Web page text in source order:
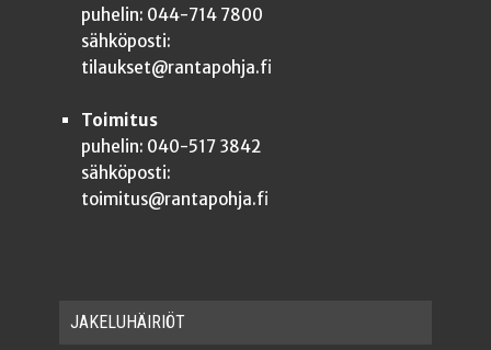
puhelin: 044-714 7800
sähköposti:
tilaukset@rantapohja.fi
Toimitus
puhelin: 040-517 3842
sähköposti:
toimitus@rantapohja.fi
JAKE­LU­HÄI­RIÖT